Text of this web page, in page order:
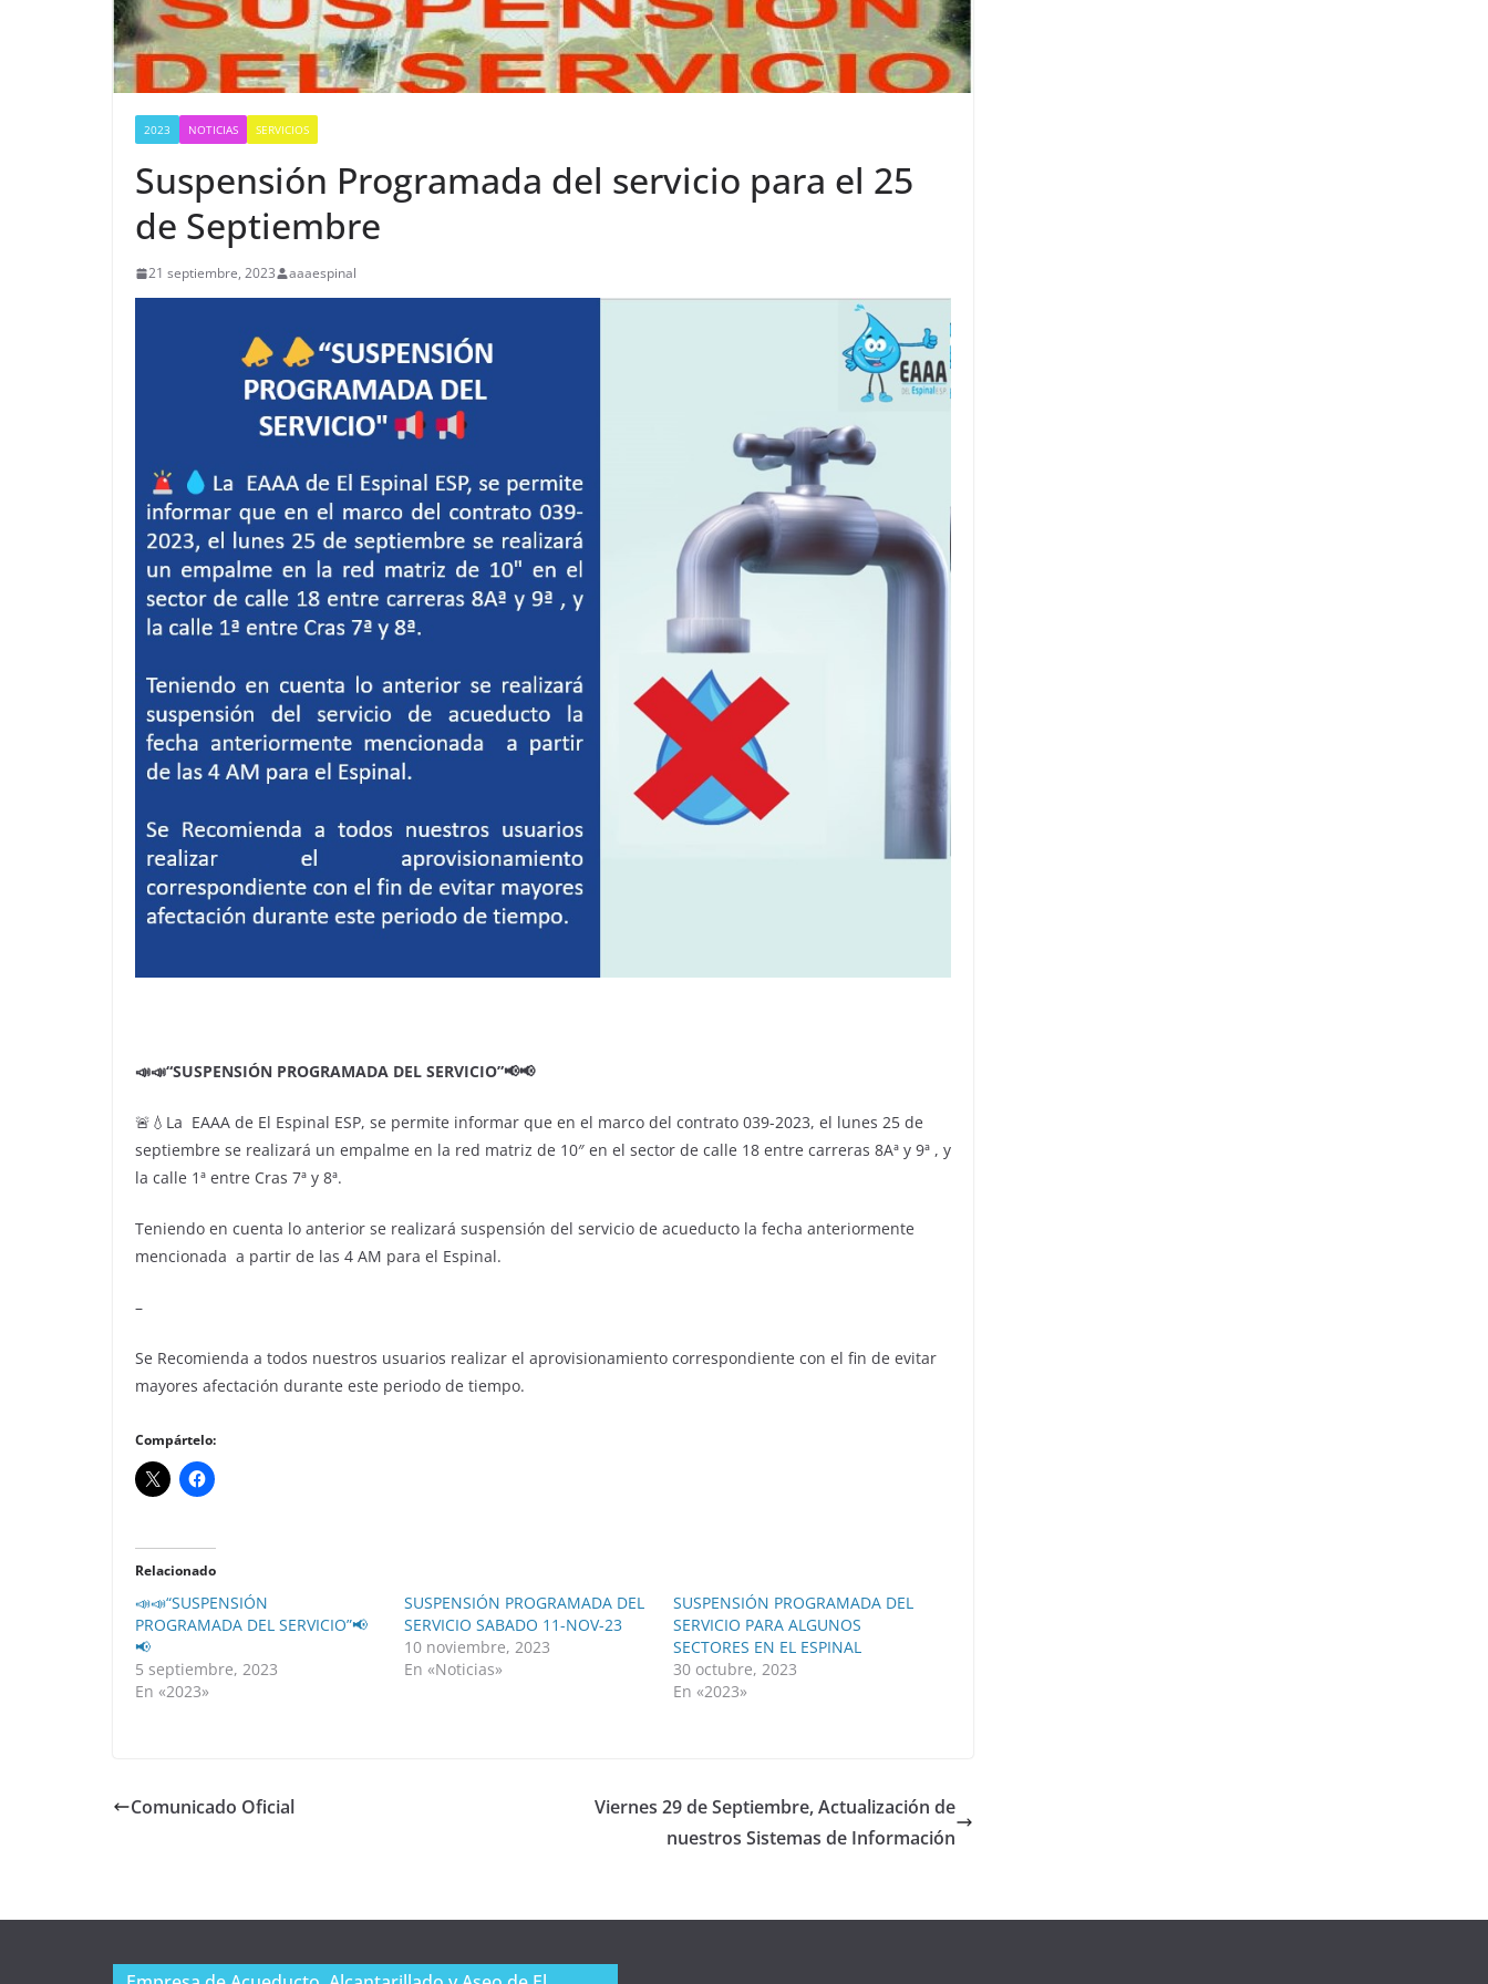
2023 NOTICIAS SERVICIOS
Suspensión Programada del servicio para el 25
de Septiembre
21 septiembre, 2023 aaaespinal
📣📣“SUSPENSIÓN PROGRAMADA DEL SERVICIO”📢📢
🚨💧La EAAA de El Espinal ESP, se permite informar que en el marco del contrato 039-2023, el lunes 25 de
septiembre se realizará un empalme en la red matriz de 10″ en el sector de calle 18 entre carreras 8Aª y 9ª , y
la calle 1ª entre Cras 7ª y 8ª.
Teniendo en cuenta lo anterior se realizará suspensión del servicio de acueducto la fecha anteriormente
mencionada a partir de las 4 AM para el Espinal.
–
Se Recomienda a todos nuestros usuarios realizar el aprovisionamiento correspondiente con el fin de evitar
mayores afectación durante este periodo de tiempo.
Compártelo:
Relacionado
📣📣“SUSPENSIÓN
PROGRAMADA DEL SERVICIO”📢
📢
5 septiembre, 2023
En «2023»
SUSPENSIÓN PROGRAMADA DEL
SERVICIO SABADO 11-NOV-23
10 noviembre, 2023
En «Noticias»
SUSPENSIÓN PROGRAMADA DEL
SERVICIO PARA ALGUNOS
SECTORES EN EL ESPINAL
30 octubre, 2023
En «2023»
Comunicado Oficial
Viernes 29 de Septiembre, Actualización de
nuestros Sistemas de Información